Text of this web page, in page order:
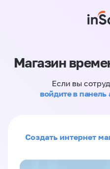
Магазин
Если вы
войдите в
Создать интернет